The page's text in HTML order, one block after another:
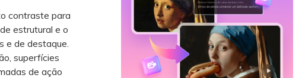
contraste para
estrutural e o
e de destaque.
superfícies
de ação